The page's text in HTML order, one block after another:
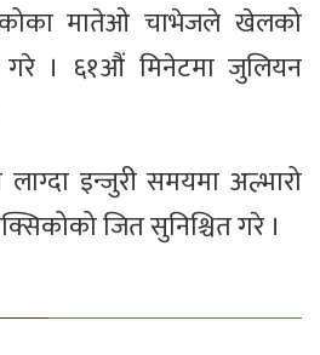
मातेओ चाभेजले खेलको
। ६१औं मिनेटमा जुलियन
इन्जुरी समयमा अल्भारो
जित सुनिश्चित गरे ।